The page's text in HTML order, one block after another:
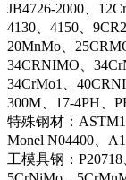
JB4726-2000、
4130、4150、
20MnMo、
34CRNIMO、
34CrMo1、
300M、17-4PH、
特殊钢材：
Monel N04400、
工模具钢：